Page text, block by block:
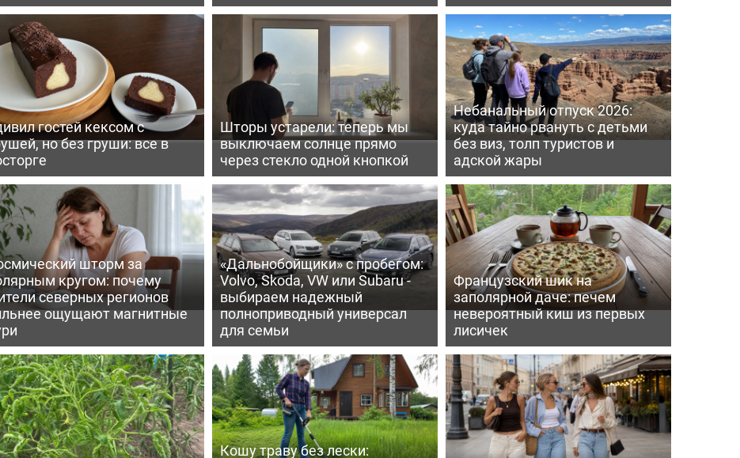
гостей кексом с
но без груши: все в
Шторы устарели: теперь мы
выключаем солнце прямо
через стекло одной кнопкой
Небанальный отпуск 2026:
куда тайно рвануть с детьми
без виз, толп туристов и
адской жары
шторм за
кругом: почему
северных регионов
ощущают магнитные
«Дальнобойщики» с пробегом:
Volvo, Skoda, VW или Subaru -
выбираем надежный
полноприводный универсал
для семьи
Французский шик на
заполярной даче: печем
невероятный киш из первых
лисичек
Кошу траву без лески: